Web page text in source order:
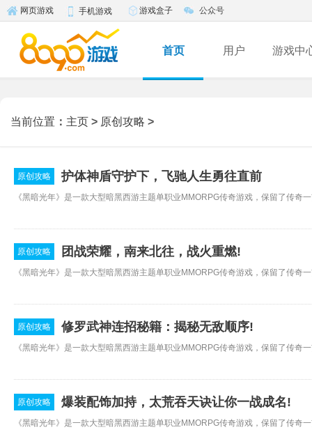
网页游戏 手机游戏 游戏盒子 公众号
首页 用户 游戏中
当前位置 ： 主页 > 原创攻略 >
原创攻略 护体神盾守护下，飞驰人生勇往直前
原创攻略 团战荣耀，南来北往，战火重燃!
原创攻略 修罗武神连招秘籍：揭秘无敌顺序!
原创攻略 爆装配饰加持，太荒吞天诀让你一战成名!